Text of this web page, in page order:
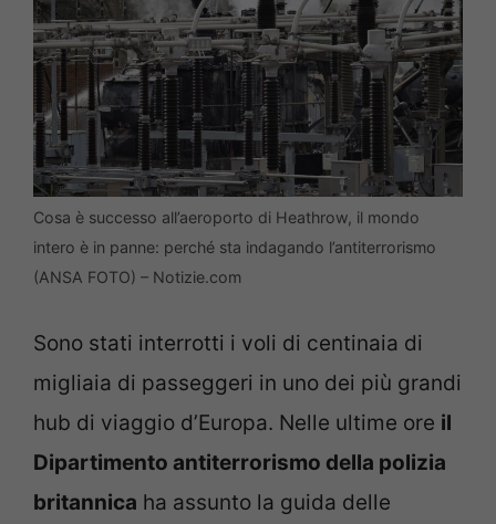
Cosa è successo all’aeroporto di Heathrow, il mondo
intero è in panne: perché sta indagando l’antiterrorismo
(ANSA FOTO) – Notizie.com
Sono stati interrotti i voli di centinaia di
migliaia di passeggeri in uno dei più grandi
hub di viaggio d’Europa. Nelle ultime ore il
Dipartimento antiterrorismo della polizia
britannica ha assunto la guida delle